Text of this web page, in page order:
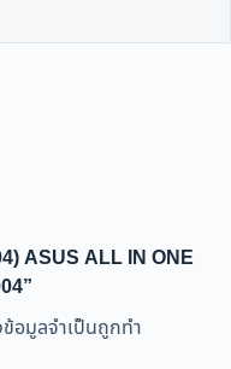
ASUS ALL IN ONE
อมูลจำเป็นถูกทำ